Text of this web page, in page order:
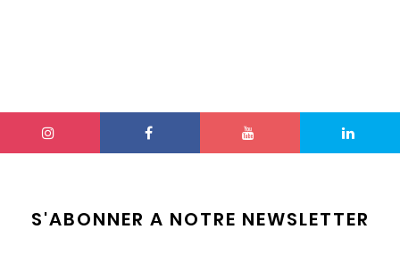
S'ABONNER A NOTRE NEWSLETTER